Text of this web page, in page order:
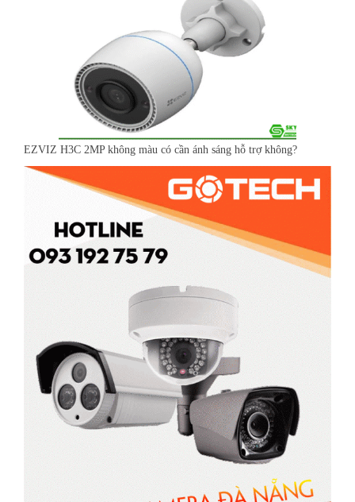
EZVIZ H3C 2MP không màu có cần ánh sáng hỗ trợ không?